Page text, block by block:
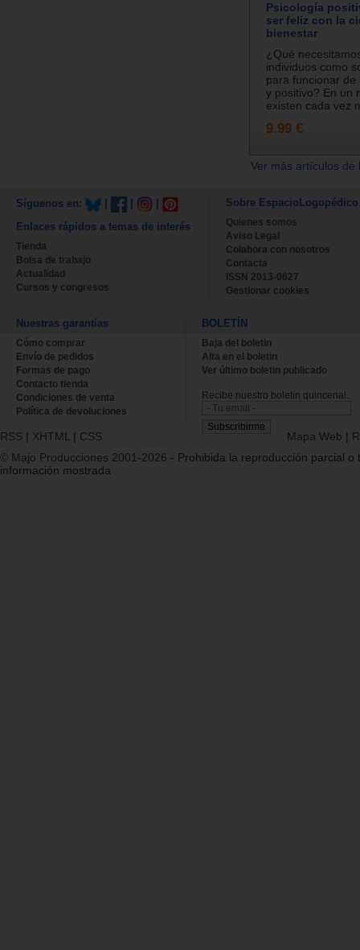
Psicología
ser feliz con la
bienestar
¿Qué
individuos como
para funcionar de
y positivo? En un
existen cada vez
9.99 €
Ver más artículos
Síguenos en:
Enlaces rápidos a temas de interés
Tienda
Bolsa de trabajo
Actualidad
Cursos y congresos
Sobre EspacioLogopédico
Quienes somos
Aviso Legal
Colabora con nosotros
Contacta
ISSN 2013-0627
Gestionar cookies
Nuestras garantías
Cómo comprar
Envío de pedidos
Formas de pago
Contacto tienda
Condiciones de venta
Política de devoluciones
BOLETÍN
Baja del boletin
Alta en el boletin
Ver último boletin publicado
Recibe nuestro boletín quincenal.
RSS | XHTML | CSS Mapa Web |
© Majo Producciones 2001-2026 - Prohibida la reproducción parcial o
información mostrada